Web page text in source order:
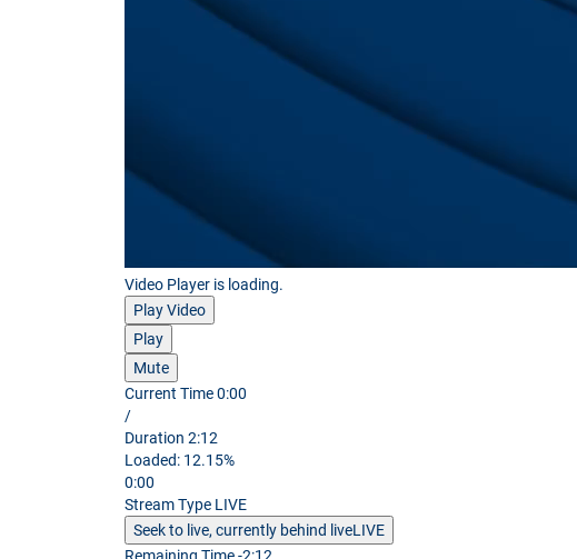
Video Player is loading.
Play Video
Play
Mute
Current Time0:00
/
Duration 2:12
Loaded: 12.15%
0:00
Stream Type LIVE
Seek to live, currently behind liveLIVE
Remaining Time-2:12